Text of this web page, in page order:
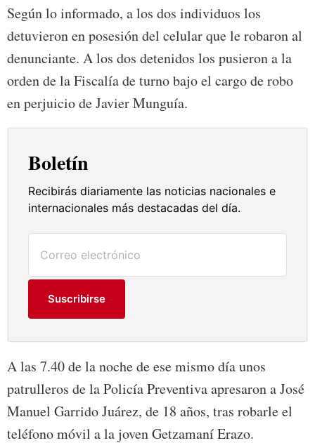
Según lo informado, a los dos individuos los
detuvieron en posesión del celular que le robaron al
denunciante. A los dos detenidos los pusieron a la
orden de la Fiscalía de turno bajo el cargo de robo
en perjuicio de Javier Munguía.
Boletín
Recibirás diariamente las noticias nacionales e
internacionales más destacadas del día.
Suscribirse
A las 7.40 de la noche de ese mismo día unos
patrulleros de la Policía Preventiva apresaron a José
Manuel Garrido Juárez, de 18 años, tras robarle el
teléfono móvil a la joven Getzamaní Erazo.